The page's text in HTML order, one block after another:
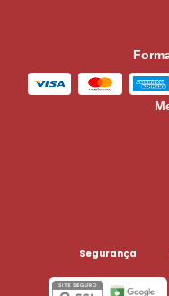
Segurança